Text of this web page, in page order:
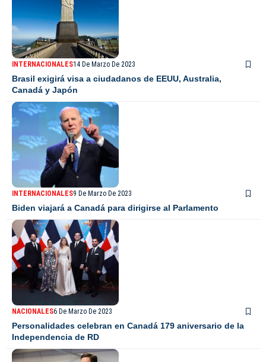
INTERNACIONALES14 De Marzo De 2023
Brasil exigirá visa a ciudadanos de EEUU, Australia,
Canadá y Japón
INTERNACIONALES9 De Marzo De 2023
Biden viajará a Canadá para dirigirse al Parlamento
NACIONALES6 De Marzo De 2023
Personalidades celebran en Canadá 179 aniversario de la
Independencia de RD